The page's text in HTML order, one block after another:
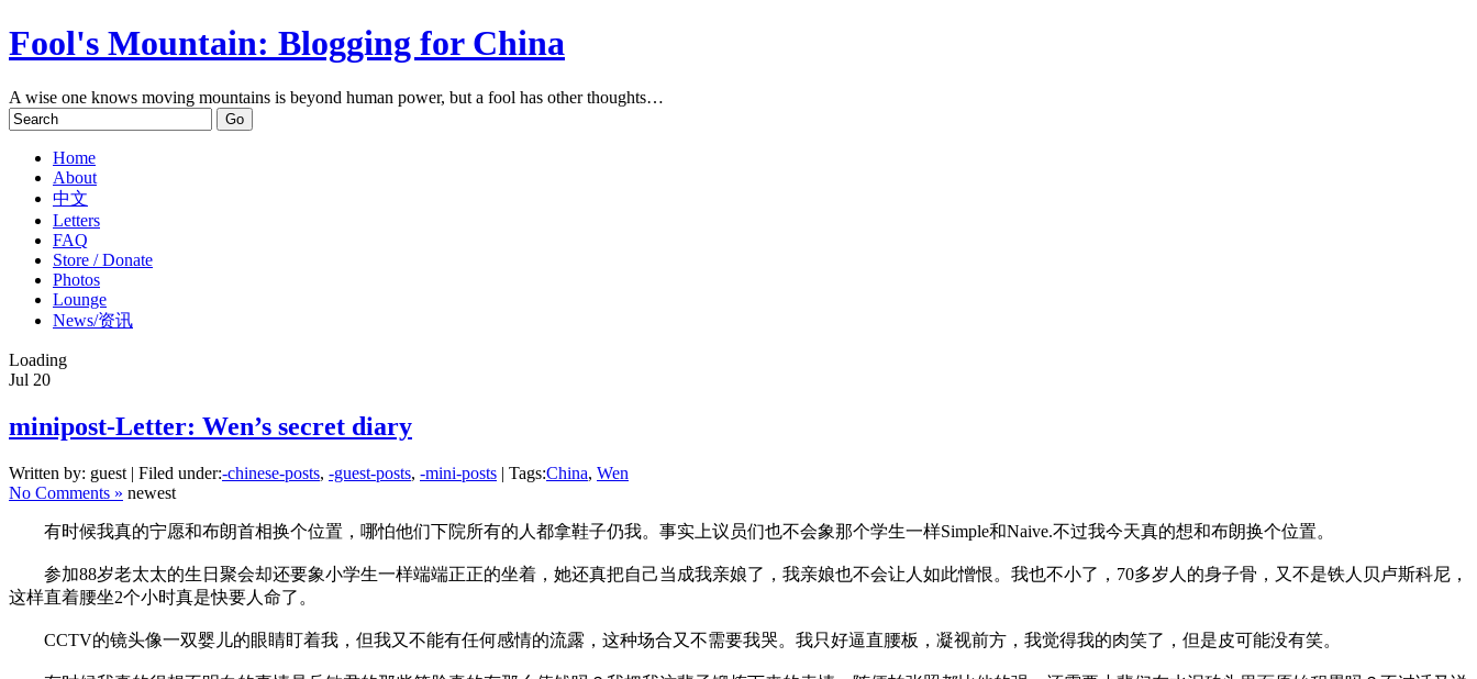
Fool's Mountain: Blogging for China
A wise one knows moving mountains is beyond human power, but a fool has other thoughts…
Home
About
中文
Letters
FAQ
Store / Donate
Photos
Lounge
News/资讯
Loading
Jul 20
minipost-Letter: Wen’s secret diary
Written by: guest | Filed under:-chinese-posts, -guest-posts, -mini-posts | Tags:China, Wen
No Comments » newest
有时候我真的宁愿和布朗首相换个位置，哪怕他们下院所有的人都拿鞋子仍我。事实上议员们也不会象那个学生一样Simple和Naive.不过我今天真的想和布朗换个位置。
参加88岁老太太的生日聚会却还要象小学生一样端端正正的坐着，她还真把自己当成我亲娘了，我亲娘也不会让人如此憎恨。我也不小了，70多岁人的身子骨，又不是铁人贝卢斯科尼，
这样直着腰坐2个小时真是快要人命了。
CCTV的镜头像一双婴儿的眼睛盯着我，但我又不能有任何感情的流露，这种场合又不需要我哭。我只好逼直腰板，凝视前方，我觉得我的肉笑了，但是皮可能没有笑。